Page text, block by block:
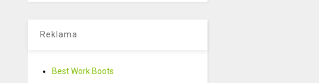
Reklama
Best Work Boots